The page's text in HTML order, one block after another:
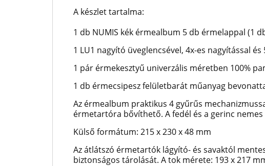
A készlet tartalma:
1 db NUMIS kék érmealbum 5 db érmelappal (1
1 LU1 nagyító üveglencsével, 4x-es nagyítással
1 pár érmekesztyű univerzális méretben 100%
1 db érmecsipesz felületbarát műanyag
Az érmealbum praktikus 4 gyűrűs
érmetartóra bővíthető. A fedél és a gerinc
Külső formátum: 215 x 230 x 48 mm
Az átlátszó érmetartók lágyító- és savaktól
biztonságos tárolását. A tok mérete: 193 x 217